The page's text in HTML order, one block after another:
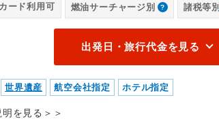
カード利用可 燃油サーチャージ別 諸税等別
出発日・旅行代金を見る
世界遺産 航空会社指定 ホテル指定
を見る＞＞